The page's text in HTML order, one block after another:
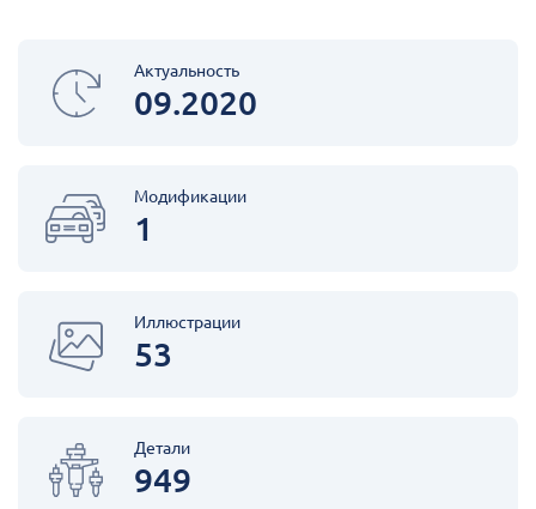
Актуальность
09.2020
Модификации
1
Иллюстрации
53
Детали
949